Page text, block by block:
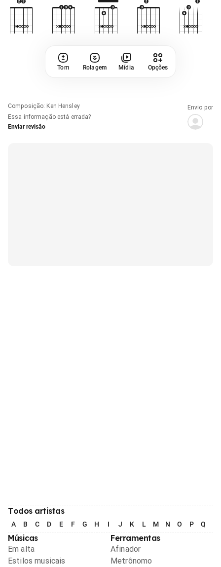
Tom Rolagem Mídia Opções
Composição: Ken Hensley
Essa informação está errada?
Enviar revisão
Envio por
Todos artistas
A B C D E F G H I J K L M N O P Q
Músicas
Em alta
Estilos musicais
Ferramentas
Afinador
Metrônomo